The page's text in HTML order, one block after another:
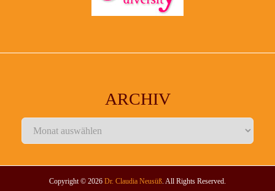
ARCHIV
Archiv
Copyright © 2026 Dr. Claudia Neusüß. All Rights Reserved.